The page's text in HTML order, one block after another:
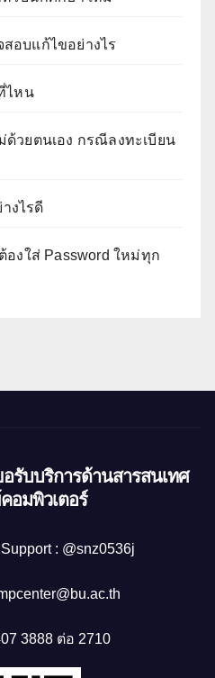
อบแก้ไขอย่างไร
ไหน
ด้วยตนเอง กรณีลงทะเบียน
งไรดี
องใส่ Password ใหม่ทุก
รับบริการด้านสารสนเทศ
อมพิวเตอร์
: @snz0536j
3888 ต่อ 2710